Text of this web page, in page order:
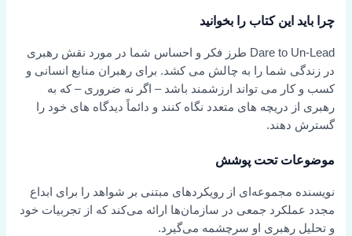
چرا باید این کتاب را بخوانید
Dare to Un-Lead طرز فکر و احساس شما در مورد نقش رهبری
در زندگی شما را به چالش می کشد. برای رهبران منابع انسانی و
کسب و کار می تواند ارزشمند باشد – اگر نه ضروری – که به
رهبری از دریچه های متعدد نگاه کنند و دائماً دیدگاه های خود را
گسترش دهند.
موضوعات تحت پوشش
نویسنده مجموعه‌ای از رویکردهای مبتنی بر شواهد را برای ابداع
مجدد عملکرد جمعی در سازمان‌ها ارائه می‌کند که از تجربیات خود
و تحلیل رهبری او سرچشمه می‌گیرد.